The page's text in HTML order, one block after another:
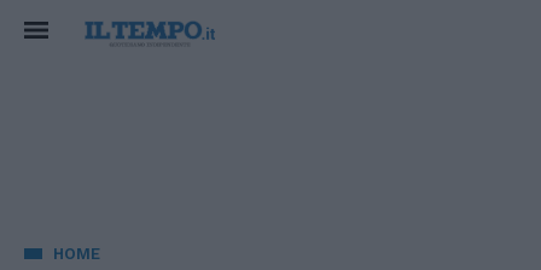
HOME